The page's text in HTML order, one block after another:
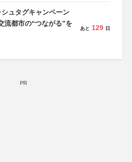
ュタグキャンペーン
流都市の“つながる”を
あと 129 日
PR